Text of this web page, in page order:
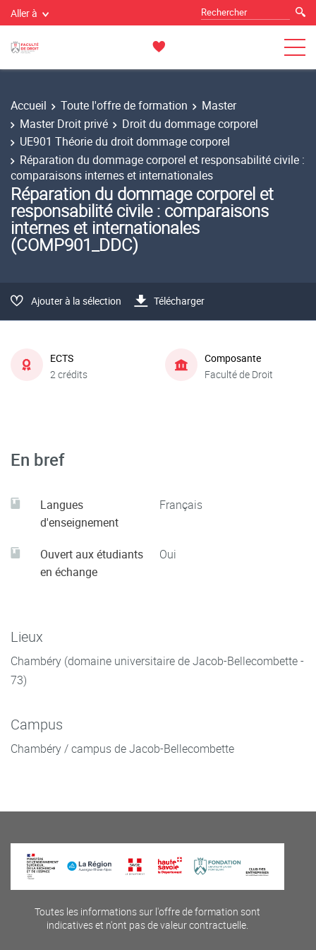
Aller à
Accueil Toute l'offre de formation
Master
Master Droit privé
Droit du dommage corporel
UE901 Théorie du droit dommage corporel
Réparation du dommage corporel et responsabilité civile :
comparaisons internes et internationales
Réparation du dommage corporel et
responsabilité civile : comparaisons
internes et internationales
(COMP901_DDC)
Ajouter à la sélection Télécharger
ECTS
2 crédits
Composante
Faculté de Droit
En bref
Langues
d'enseignement
Français
Ouvert aux étudiants
en échange
Oui
Lieux
Chambéry (domaine universitaire de Jacob-Bellecombette -
73)
Campus
Chambéry / campus de Jacob-Bellecombette
Toutes les informations sur l'offre de formation sont
indicatives et n'ont pas de valeur contractuelle.